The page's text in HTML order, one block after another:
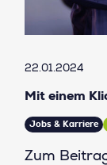
22.01.2024
Mit einem
Jobs & Karriere
Zum